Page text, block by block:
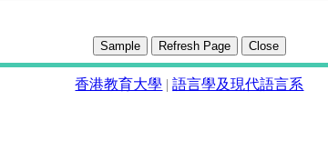
香港教育大學 |語言學及現代語言系